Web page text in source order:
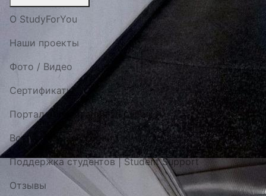
О StudyForYou
Наши проекты
Фото / Видео
Cертификаты
Портал образования за рубежом
Вступительный сервис
Поддержка студентов | Student Support
Отзывы